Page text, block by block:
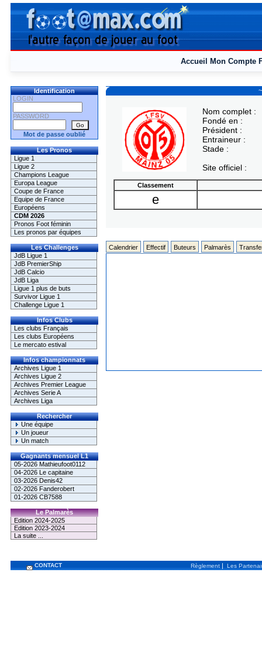
Accueil Mon Compte
Identification
LOGIN
PASSWORD
Mot de passe oublié
Les Pronos
Ligue 1
Ligue 2
Champions League
Europa League
Coupe de France
Equipe de France
Européens
CDM 2026
Pronos Foot féminin
Les pronos par équipes
Les Challenges
JdB Ligue 1
JdB PremierShip
JdB Calcio
JdB Liga
Ligue 1 plus de buts
Survivor Ligue 1
Challenge Ligue 1
Infos Clubs
Les clubs Français
Les clubs Européens
Le mercato estival
Infos championnats
Archives Ligue 1
Archives Ligue 2
Archives Premier League
Archives Serie A
Archives Liga
Rechercher
Une équipe
Un joueur
Un match
Gagnants mensuel L1
05-2026 Mathieufoot0112
04-2026 Le capitaine
03-2026 Denis42
02-2026 Fanderobert
01-2026 CB7588
Le Palmarès
Edition 2024-2025
Edition 2023-2024
La suite ...
Nom complet :
Fondé en :
Président :
Entraineur :
Stade :
Site officiel :
Classement
e
Calendrier Effectif Buteurs Palmarès
CONTACT Règlement | Les